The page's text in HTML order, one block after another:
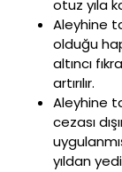
otuz yıla
Aleyhine
olduğu
altıncı
artırılır.
Aleyhine
cezası
yıldan